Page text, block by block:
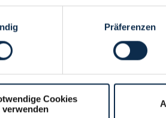
Präferenzen
Cookies
verwenden